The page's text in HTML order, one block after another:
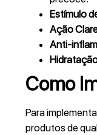
Estímulo
Ação
Anti-
Como
Para
produtos de